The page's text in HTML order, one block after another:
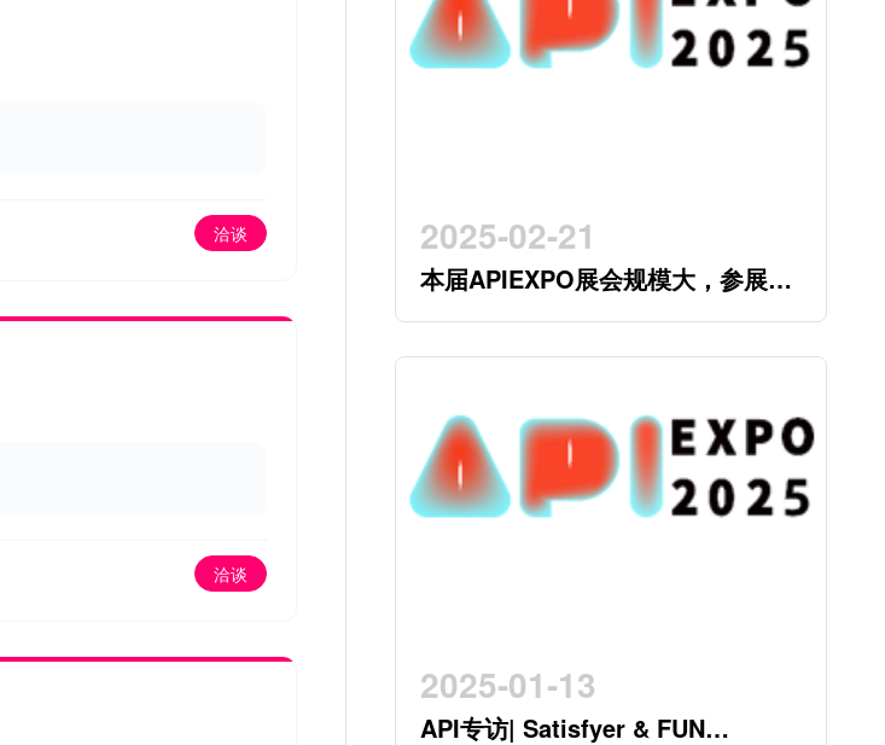
洽谈
洽谈
2025-02-21
本届APIEXPO展会规模大，参展企
业多，参观观众多，看展时间紧，
怎么办？
2025-01-13
API专访| Satisfyer & FUN